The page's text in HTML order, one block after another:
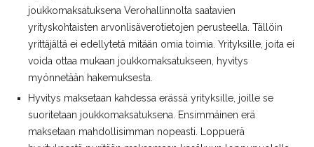
joukkomaksatuksena Verohallinnolta saatavien
yrityskohtaisten arvonlisäverotietojen perusteella. Tällöin
yrittäjältä ei edellytetä mitään omia toimia. Yrityksille, joita ei
voida ottaa mukaan joukkomaksatukseen, hyvitys
myönnetään hakemuksesta.
Hyvitys maksetaan kahdessa erässä yrityksille, joille se
suoritetaan joukkomaksatuksena. Ensimmäinen erä
maksetaan mahdollisimman nopeasti. Loppuerä